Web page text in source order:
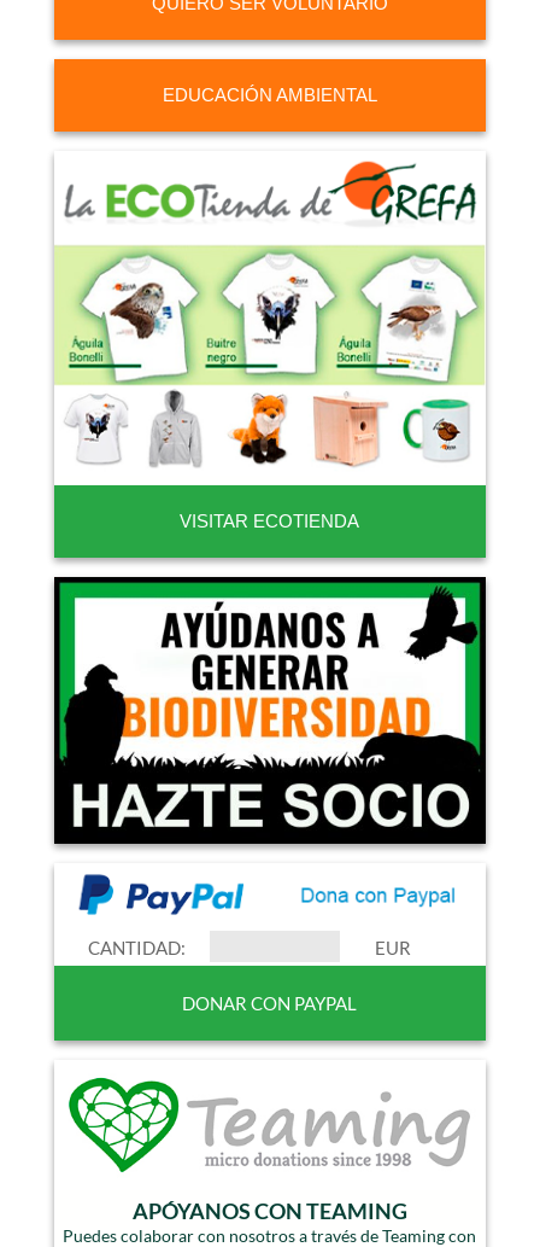
EDUCACIÓN AMBIENTAL
VISITAR ECOTIENDA
CANTIDAD: EUR
APÓYANOS CON TEAMING
Puedes colaborar con nosotros a través de Teaming con